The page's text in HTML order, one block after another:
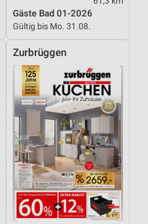
Gäste Bad 01-2026
Gültig bis Mo. 31.08.
Zurbrüggen